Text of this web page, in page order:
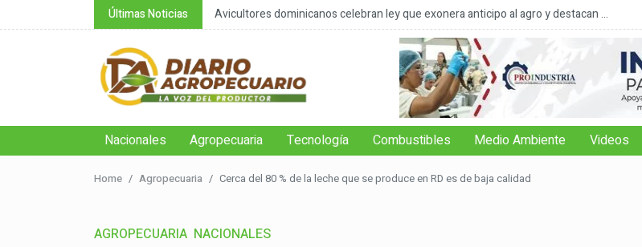
Últimas Noticias
de la negación cli... Avicultores dominicanos celebran ley que exonera anticipo al agro y destacan ...
Nacionales Agropecuaria Tecnología Combustibles Medio Ambiente Videos
Home Agropecuaria Cerca del 80 % de la leche que se produce en RD es de baja calidad
AGROPECUARIA NACIONALES